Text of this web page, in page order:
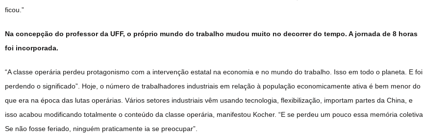
ficou.”
Na concepção do professor da UFF, o próprio mundo do trabalho mudou muito no decorrer do tempo. A jornada de 8 horas
foi incorporada.
“A classe operária perdeu protagonismo com a intervenção estatal na economia e no mundo do trabalho. Isso em todo o planeta. E foi
perdendo o significado”. Hoje, o número de trabalhadores industriais em relação à população economicamente ativa é bem menor do
que era na época das lutas operárias. Vários setores industriais vêm usando tecnologia, flexibilização, importam partes da China, e
isso acabou modificando totalmente o conteúdo da classe operária, manifestou Kocher. “E se perdeu um pouco essa memória coletiva.
Se não fosse feriado, ninguém praticamente ia se preocupar”.